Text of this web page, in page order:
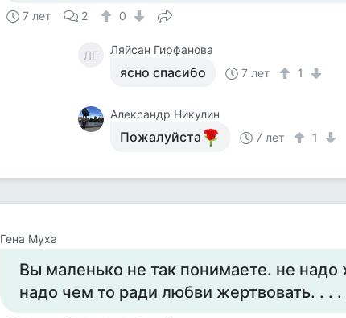
7 лет 2 0
ЛГ Ляйсан Гирфанова
ясно спасибо 7 лет 1
Алекcандр Никулин
Пожалуйста 7 лет 1
Гена Муха
Вы маленько не так понимаете. не надо
надо чем то ради любви жертвовать. . . .